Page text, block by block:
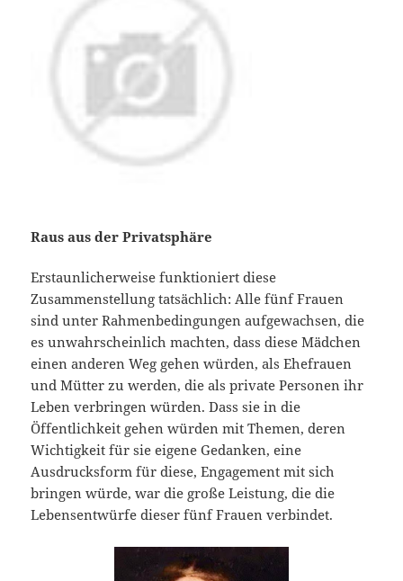
Raus aus der Privatsphäre
Erstaunlicherweise funktioniert diese
Zusammenstellung tatsächlich: Alle fünf Frauen
sind unter Rahmenbedingungen aufgewachsen, die
es unwahrscheinlich machten, dass diese Mädchen
einen anderen Weg gehen würden, als Ehefrauen
und Mütter zu werden, die als private Personen ihr
Leben verbringen würden. Dass sie in die
Öffentlichkeit gehen würden mit Themen, deren
Wichtigkeit für sie eigene Gedanken, eine
Ausdrucksform für diese, Engagement mit sich
bringen würde, war die große Leistung, die die
Lebensentwürfe dieser fünf Frauen verbindet.